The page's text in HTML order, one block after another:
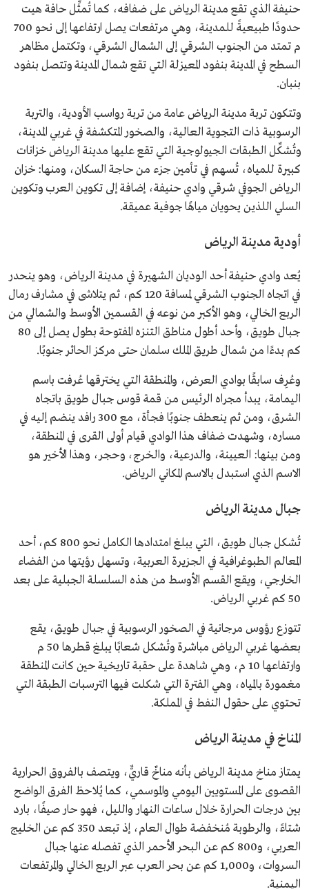
حنيفة الذي تقع مدينة الرياض على ضفافه، كما تُمثِّل حافة هيت
حدودًا طبيعيةً للمدينة، وهي مرتفعات يصل ارتفاعها إلى نحو 700
م تمتد من الجنوب الشرقي إلى الشمال الشرقي، وتكتمل مظاهر
السطح في المدينة بنفود المعيزلة التي تقع شمال المدينة وتتصل بنفود
بنبان.
وتتكون تربة مدينة الرياض عامة من تربة رواسب الأودية، والتربة
الرسوبية ذات التجوية العالية، والصخور المتكشفة في غربي المدينة،
وتُشكِّل الطبقات الجيولوجية التي تقع عليها مدينة الرياض خزانات
كبيرة للمياه، تُسهم في تأمين جزء من حاجة السكان، ومنها: خزان
الرياض الجوفي شرقي وادي حنيفة، إضافة إلى تكوين العرب وتكوين
السلي اللذين يحويان مياهًا جوفية عميقة.
أودية مدينة الرياض
يُعد وادي حنيفة أحد الوديان الشهيرة في مدينة الرياض، وهو ينحدر
في اتجاه الجنوب الشرقي لمسافة 120 كم، ثم يتلاشى في مشارف رمال
الربع الخالي، وهو الأكبر من نوعه في القسمين الأوسط والشمالي من
جبال طويق، وأحد أطول مناطق التنزه المفتوحة بطول يصل إلى 80
كم بدءًا من شمال طريق الملك سلمان حتى مركز الحائر جنوبًا.
وعُرِف سابقًا بوادي العرض، والمنطقة التي يخترقها عُرفت باسم
اليمامة، يبدأ مجراه الرئيس من قمة قوس جبال طويق باتجاه
الشرق، ومن ثم ينعطف جنوبًا فجأة، مع 300 رافد ينضم إليه في
مساره، وشهدت ضفاف هذا الوادي قيام أولى القرى في المنطقة،
ومن بينها: العيينة، والدرعية، والخرج، وحجر، وهذا الأخير هو
الاسم الذي استبدل بالاسم المكاني الرياض.
جبال مدينة الرياض
تُشكل جبال طويق، التي يبلغ امتدادها الكامل نحو 800 كم، أحد
المعالم الطبوغرافية في الجزيرة العربية، وتسهل رؤيتها من الفضاء
الخارجي، ويقع القسم الأوسط من هذه السلسلة الجبلية على بعد
50 كم غربي الرياض.
تتوزع رؤوس مرجانية في الصخور الرسوبية في جبال طويق، يقع
بعضها غربي الرياض مباشرة وتُشكل شعابًا يبلغ قطرها 50 م
وارتفاعها 10 م، وهي شاهدة على حقبة تاريخية حين كانت المنطقة
مغمورة بالمياه، وهي الفترة التي شكلت فيها الترسبات الطبقة التي
تحتوي على حقول النفط في المملكة.
المناخ في مدينة الرياض
يمتاز مناخ مدينة الرياض بأنه مناخٌ قاريٌّ، ويتصف بالفروق الحرارية
القصوى على المستويين اليومي والموسمي، كما يُلاحظ الفرق الواضح
بين درجات الحرارة خلال ساعات النهار والليل، فهو حار صيفًا، بارد
شتاءً، والرطوبة مُنخفضة طوال العام، إذ تبعد 350 كم عن الخليج
العربي، و800 كم عن البحر الأحمر الذي تفصله عنها جبال
السروات، و1,000 كم عن بحر العرب عبر الربع الخالي والمرتفعات
اليمنية.